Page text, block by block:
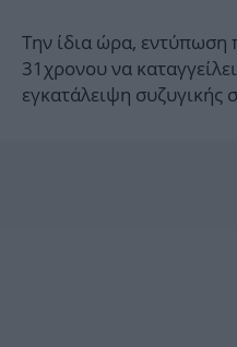
Την ίδια ώρα, εντύπωση
31χρονου να
εγκατάλειψη συζυγικής